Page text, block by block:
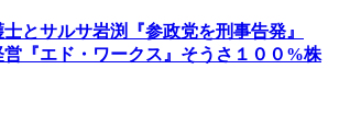
とサルサ岩渕『参政党を刑事告発』
『エド・ワークス』そうさ１００%株